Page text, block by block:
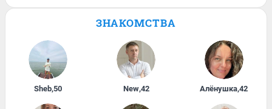
ЗНАКОМСТВА
Sheb,50 New,42 Алёнушка,42